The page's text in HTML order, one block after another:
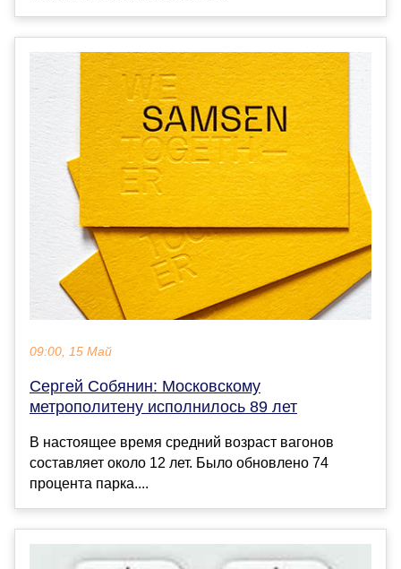
09:00, 15 Май
Сергей Собянин: Московскому
метрополитену исполнилось 89 лет
В настоящее время средний возраст вагонов
составляет около 12 лет. Было обновлено 74
процента парка....